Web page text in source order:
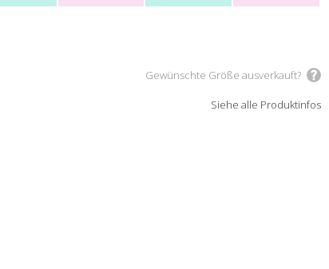
Gewünschte Größe ausverkauft?
Siehe alle Produktinfos